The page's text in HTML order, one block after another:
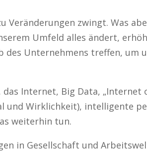
zwingt. Was
Umfeld alles ändert,
des Unternehmens treffen, um
Internet, Big Data, „Internet
und Wirklichkeit), intelligente
weiterhin tun.
in Gesellschaft und